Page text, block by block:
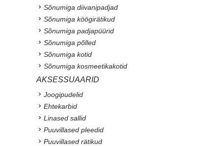
Sõnumiga diivanipadjad
Sõnumiga köögirätikud
Sõnumiga padjapüürid
Sõnumiga põlled
Sõnumiga kotid
Sõnumiga kosmeetikakotid
AKSESSUAARID
Joogipudelid
Ehtekarbid
Linased sallid
Puuvillased pleedid
Puuvillased rätikud